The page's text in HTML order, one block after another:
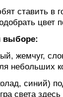
ставить в
цвет
выборе:
жемчуг,
небольших
синий)
света